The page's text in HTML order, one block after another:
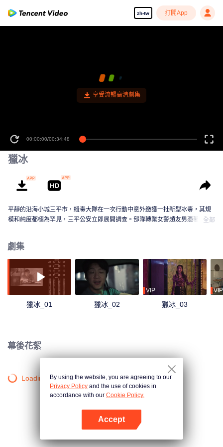
zh-tw 打開App
享受流暢高清劇集
00:00:00/00:34:48
獵冰
平靜的沿海小城三平市，緝毒大隊在一次行動中意外繳獲一批新型冰毒，其規
模和純度都極為罕見，三平公安立即展開調查。部隊轉業女警趙友男憑著敏銳
假像如何高級，她都能挖到線索，發現真相，義無反顧奔赴抓捕。 以趙友男為
首的公安隊伍和以黃宗偉為首的製毒販毒份，一個窮追不捨死咬不放，一個詭
計多端擅於隱藏，就這樣上演了一出“貓鼠大戰”......
全部
劇集
獵冰_01 獵冰_02
VIP
獵冰_03
VIP
幕後花絮
Loading…By using the website, you are agreeing to our
Privacy Policy and the use of cookies in
accordance with our Cookie Policy.
Accept